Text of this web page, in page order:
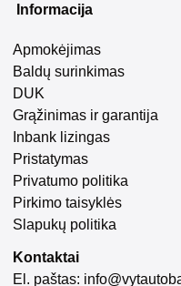
Informacija
Apmokėjimas
Baldų surinkimas
DUK
Grąžinimas ir garantija
Inbank lizingas
Pristatymas
Privatumo politika
Pirkimo taisyklės
Slapukų politika
Kontaktai
El. paštas: